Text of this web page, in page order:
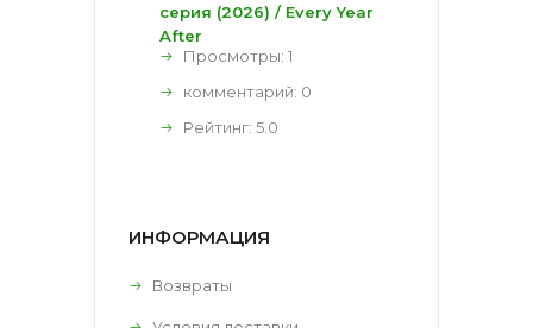
серия (2026) / Every Year
After
Просмотры: 1
комментарий: 0
Рейтинг: 5.0
ИНФОРМАЦИЯ
Возвраты